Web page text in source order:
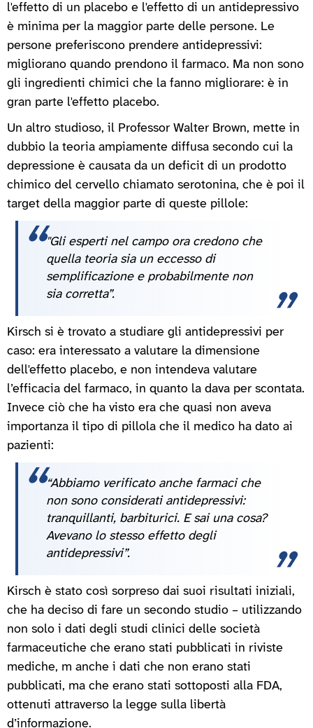
l'effetto di un placebo e l'effetto di un antidepressivo
è minima per la maggior parte delle persone. Le
persone preferiscono prendere antidepressivi:
migliorano quando prendono il farmaco. Ma non sono
gli ingredienti chimici che la fanno migliorare: è in
gran parte l'effetto placebo.
Un altro studioso, il Professor Walter Brown, mette in
dubbio la teoria ampiamente diffusa secondo cui la
depressione è causata da un deficit di un prodotto
chimico del cervello chiamato serotonina, che è poi il
target della maggior parte di queste pillole:
"Gli esperti nel campo ora credono che
quella teoria sia un eccesso di
semplificazione e probabilmente non
sia corretta”.
Kirsch si è trovato a studiare gli antidepressivi per
caso: era interessato a valutare la dimensione
dell'effetto placebo, e non intendeva valutare
l’efficacia del farmaco, in quanto la dava per scontata.
Invece ciò che ha visto era che quasi non aveva
importanza il tipo di pillola che il medico ha dato ai
pazienti:
“Abbiamo verificato anche farmaci che
non sono considerati antidepressivi:
tranquillanti, barbiturici. E sai una cosa?
Avevano lo stesso effetto degli
antidepressivi”.
Kirsch è stato così sorpreso dai suoi risultati iniziali,
che ha deciso di fare un secondo studio – utilizzando
non solo i dati degli studi clinici delle società
farmaceutiche che erano stati pubblicati in riviste
mediche, m anche i dati che non erano stati
pubblicati, ma che erano stati sottoposti alla FDA,
ottenuti attraverso la legge sulla libertà
d’informazione.